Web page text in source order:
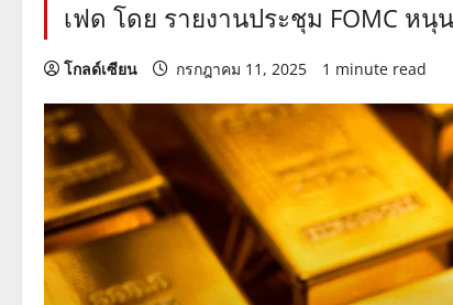
เฟด โดย รายงานประชุม FOMC ห
โกลด์เซียน กรกฎาคม 11, 2025 1 minute read